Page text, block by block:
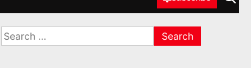
Search
for: